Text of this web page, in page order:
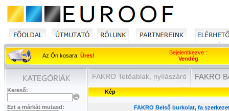
Az Ön kosara: Üres!
Bejelentkezve :
Vendég
Kereső:
Ezt a márkát mutasd:
FAKRO Tetőablak, nyílászáró FAKRO
Kép
FAKRO Belső burkolat, fa